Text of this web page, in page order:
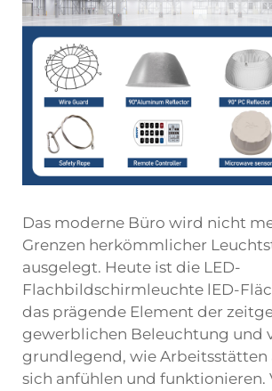
Das moderne Büro wird nicht
Grenzen herkömmlicher
ausgelegt. Heute ist die LED-
Flachbildschirmleuchte lED-
das prägende Element der
gewerblichen Beleuchtung und
grundlegend, wie Arbeitsstätten
sich anfühlen und funktionieren.